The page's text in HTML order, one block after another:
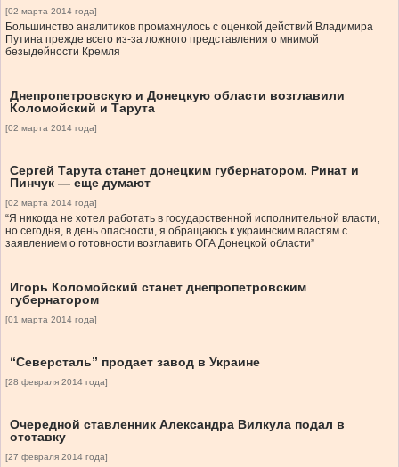
[02 марта 2014 года]
Большинство аналитиков промахнулось с оценкой действий Владимира
Путина прежде всего из-за ложного представления о мнимой
безыдейности Кремля
Днепропетровскую и Донецкую области возглавили
Коломойский и Тарута
[02 марта 2014 года]
Сергей Тарута станет донецким губернатором. Ринат и
Пинчук — еще думают
[02 марта 2014 года]
“Я никогда не хотел работать в государственной исполнительной власти,
но сегодня, в день опасности, я обращаюсь к украинским властям с
заявлением о готовности возглавить ОГА Донецкой области”
Игорь Коломойский станет днепропетровским
губернатором
[01 марта 2014 года]
“Северсталь” продает завод в Украине
[28 февраля 2014 года]
Очередной ставленник Александра Вилкула подал в
отставку
[27 февраля 2014 года]